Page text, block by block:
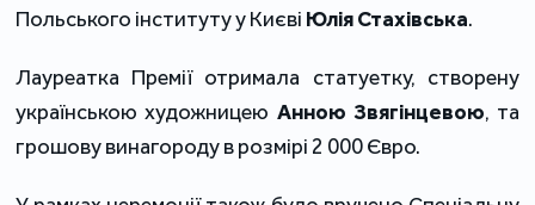
Польського інституту у Києві Юлія Стахівська.
Лауреатка Премії отримала статуетку, створену
українською художницею Анною Звягінцевою, та
грошову винагороду в розмірі 2 000 Євро.